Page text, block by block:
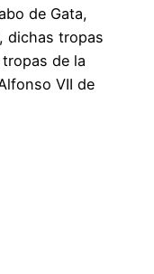
de Gata,
dichas tropas
de la
VII de